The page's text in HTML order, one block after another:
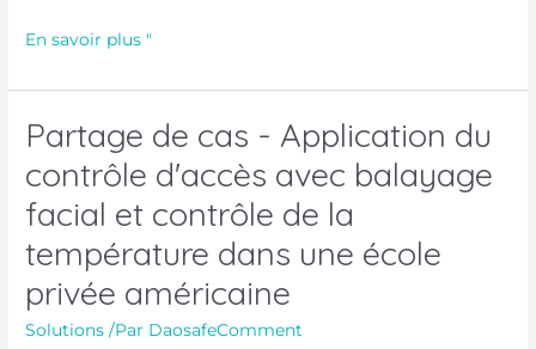
En savoir plus "
Partage de cas - Application du
contrôle d'accès avec balayage
facial et contrôle de la
température dans une école
privée américaine
Solutions /Par DaosafeComment
Partage
cas
-
du
contrôle
d'accès
avec